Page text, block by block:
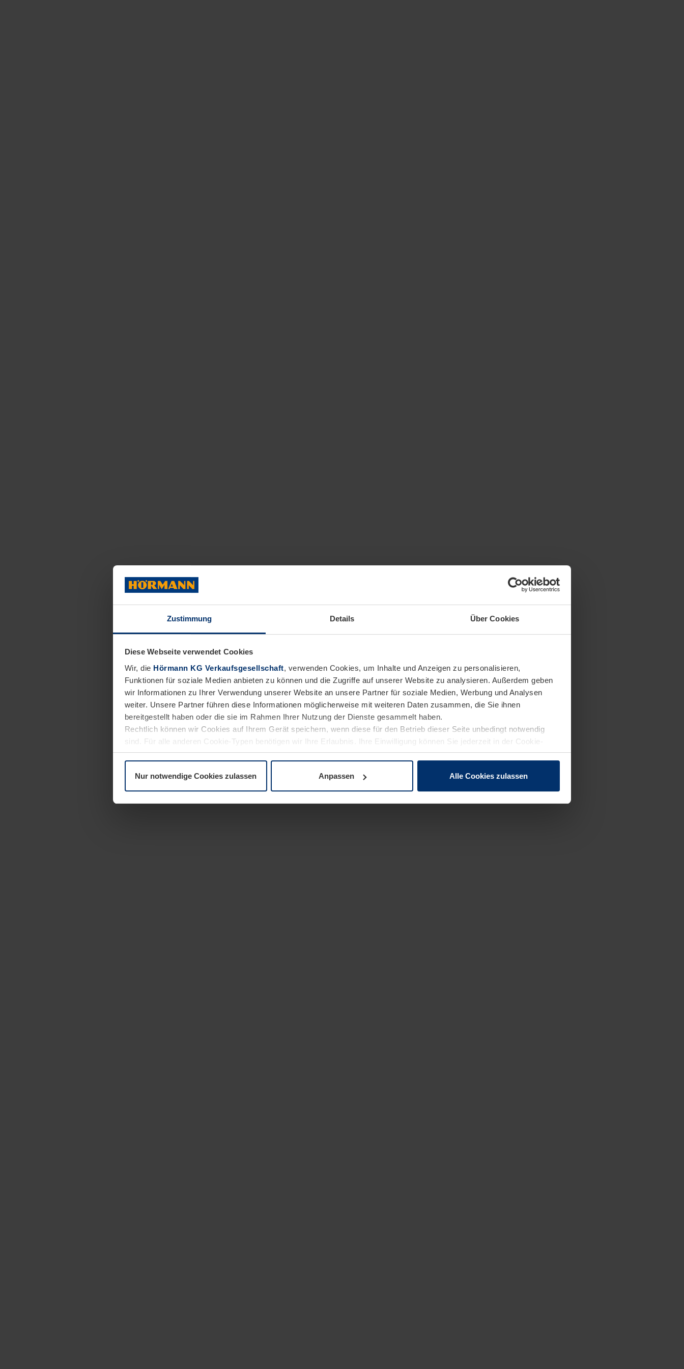
Zustimmung Details Über Cookies
Diese Webseite verwendet Cookies
Wir, die Hörmann KG Verkaufsgesellschaft, verwenden Cookies, um Inhalte und Anzeigen zu personalisieren,
Funktionen für soziale Medien anbieten zu können und die Zugriffe auf unserer Website zu analysieren. Außerdem geben
wir Informationen zu Ihrer Verwendung unserer Website an unsere Partner für soziale Medien, Werbung und Analysen
weiter. Unsere Partner führen diese Informationen möglicherweise mit weiteren Daten zusammen, die Sie ihnen
bereitgestellt haben oder die sie im Rahmen Ihrer Nutzung der Dienste gesammelt haben.
Rechtlich können wir Cookies auf Ihrem Gerät speichern, wenn diese für den Betrieb dieser Seite unbedingt notwendig
sind. Für alle anderen Cookie-Typen benötigen wir Ihre Erlaubnis. Ihre Einwilligung können Sie jederzeit in der Cookie-
Erläuterung auf der SeiteDatenschutzerklärungunserer Website ändern oder widerrufen.
Nur notwendige Cookies zulassen Anpassen Alle Cookies zulassen